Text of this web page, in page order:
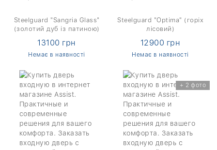
Steelguard "Sangria Glass"
(золотий дуб із патиною)
13100 грн
Немає в наявності
Steelguard "Optima" (горіх
лісовий)
12900 грн
Немає в наявності
+ 2 фото